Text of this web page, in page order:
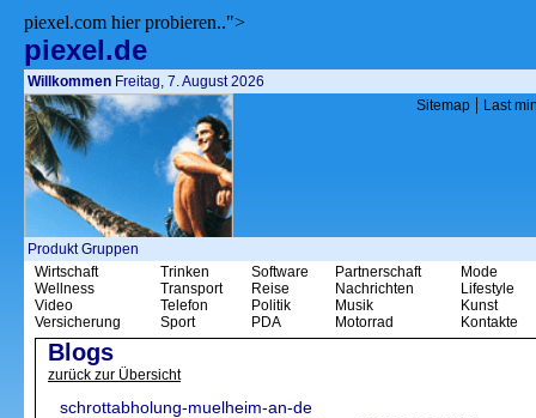
piexel.com hier probieren..">
piexel.de
Willkommen Freitag, 7. August 2026
Sitemap | Last
Produkt Gruppen
Wirtschaft
Wellness
Video
Versicherung
Trinken
Transport
Telefon
Sport
Software
Reise
Politik
PDA
Partnerschaft
Nachrichten
Musik
Motorrad
Mode
Lifestyle
Kunst
Kontakte
Blogs
zurück zur Übersicht
schrottabholung-muelheim-an-de